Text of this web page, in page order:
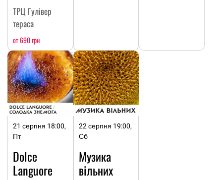
ТРЦ Гулівер
тераса
от 690 грн
21 серпня 18:00,
Пт
Dolce
Languore
22 серпня 19:00,
Сб
Музика
вільних